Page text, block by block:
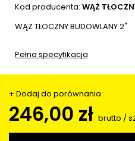
Kod producenta: WĄŻ
WĄŻ TŁOCZNY BUDOWLANY 2"
Pełna specyfikacja
+ Dodaj do porównania
246,00 zł brutto /